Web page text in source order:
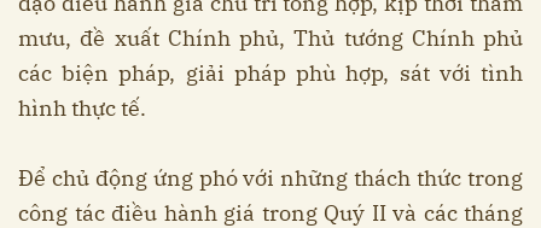
mưu, đề xuất Chính phủ, Thủ tướng Chính phủ
các biện pháp, giải pháp phù hợp, sát với tình
hình thực tế.
Để chủ động ứng phó với những thách thức trong
công tác điều hành giá trong Quý II và các tháng